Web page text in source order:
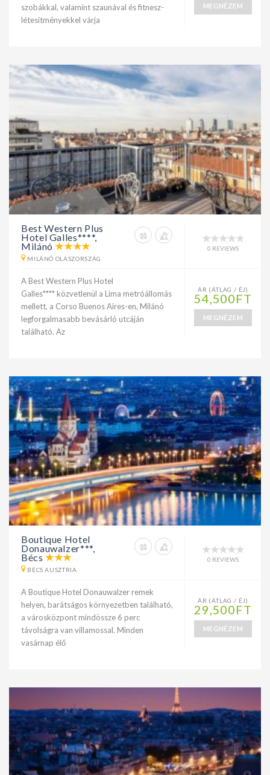
szobákkal, valamint szaunával és fitnesz-
létesítményekkel várja
MEGNÉZEM
Best Western Plus
Hotel Galles****,
Milánó
MILÁNÓ OLASZORSZÁG
0 REVIEWS
A Best Western Plus Hotel
Galles**** közvetlenül a Lima metróállomás
mellett, a Corso Buenos Aires-en, Milánó
legforgalmasabb bevásárló utcáján
található. Az
ÁR (ÁTLAG / ÉJ)
54,500FT
MEGNÉZEM
Boutique Hotel
Donauwalzer***,
Bécs
BÉCS AUSZTRIA
0 REVIEWS
A Boutique Hotel Donauwalzer remek
helyen, barátságos környezetben található,
a városközpont mindössze 6 perc
távolságra van villamossal. Minden
vasárnap élő
ÁR (ÁTLAG / ÉJ)
29,500FT
MEGNÉZEM